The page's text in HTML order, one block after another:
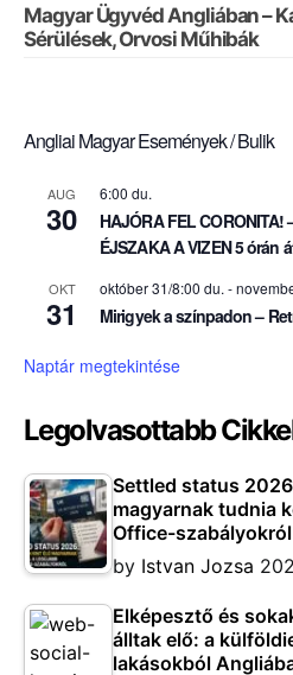
Magyar Ügyvéd Angliában –
Sérülések, Orvosi Műhibák
Angliai Magyar Események / Bulik
AUG
30
6:00 du.
HAJÓRA FEL CORONITA!
ÉJSZAKA A VIZEN 5 órán
OKT
31
október 31/8:00 du. -
Mirigyek a színpadon –
Naptár megtekintése
Legolvasottabb
Settled status
magyarnak tudnia
Office-szabályokról
by Istvan Jozsa
Elképesztő és
álltak elő: a
lakásokból